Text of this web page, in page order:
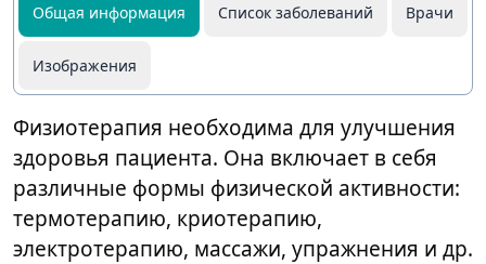
Общая информация Список заболеваний Врачи
Изображения
Физиотерапия необходима для улучшения
здоровья пациента. Она включает в себя
различные формы физической активности:
термотерапию, криотерапию,
электротерапию, массажи, упражнения и др.